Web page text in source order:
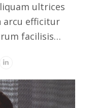
ultrices
arcu efficitur
facilisis…